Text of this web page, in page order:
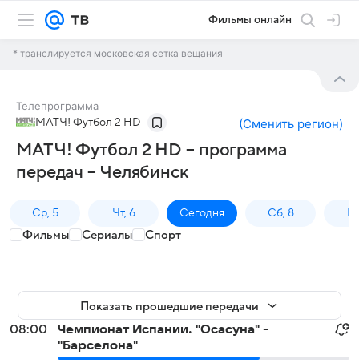
Фильмы онлайн
* транслируется московская сетка вещания
Телепрограмма
МАТЧ! Футбол 2 HD (Сменить регион)
МАТЧ! Футбол 2 HD – программа
передач – Челябинск
Ср, 5 Чт, 6 Сегодня Сб, 8
Фильмы Сериалы Спорт
Показать прошедшие передачи
08:00
Чемпионат Испании. "Осасуна" -
"Барселона"